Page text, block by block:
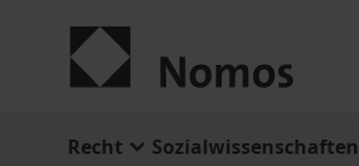
Recht Sozialwissenschaften